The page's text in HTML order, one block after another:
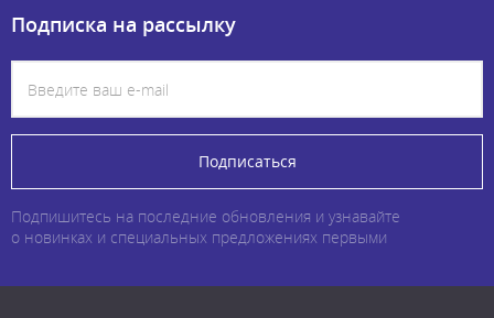
Подписка на рассылку
Подписаться
Подпишитесь на последние обновления и узнавайте
о новинках и специальных предложениях первыми